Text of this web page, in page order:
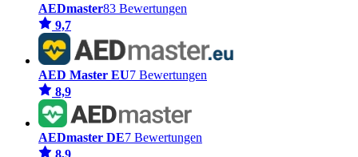
AEDmaster83 Bewertungen
9,7
AED Master EU7 Bewertungen
8,9
AEDmaster DE7 Bewertungen
8,9